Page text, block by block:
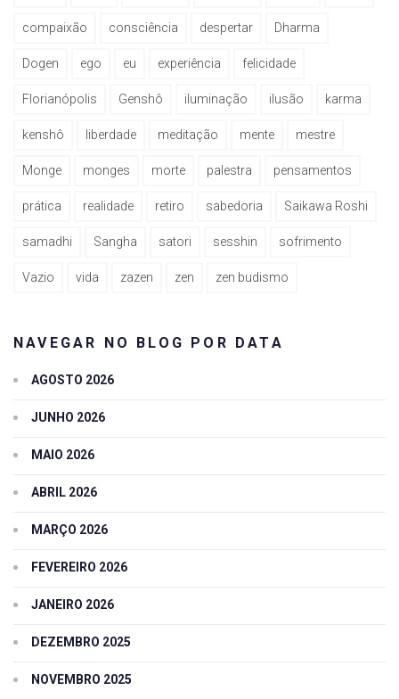
compaixão consciência despertar Dharma
Dogen ego eu experiência felicidade
Florianópolis Genshô iluminação ilusão karma
kenshô liberdade meditação mente mestre
Monge monges morte palestra pensamentos
prática realidade retiro sabedoria Saikawa Roshi
samadhi Sangha satori sesshin sofrimento
Vazio vida zazen zen zen budismo
NAVEGAR NO BLOG POR DATA
AGOSTO 2026
JUNHO 2026
MAIO 2026
ABRIL 2026
MARÇO 2026
FEVEREIRO 2026
JANEIRO 2026
DEZEMBRO 2025
NOVEMBRO 2025